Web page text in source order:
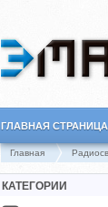
ГЛАВНАЯ СТРАНИЦА
Главная
КАТЕГОРИИ